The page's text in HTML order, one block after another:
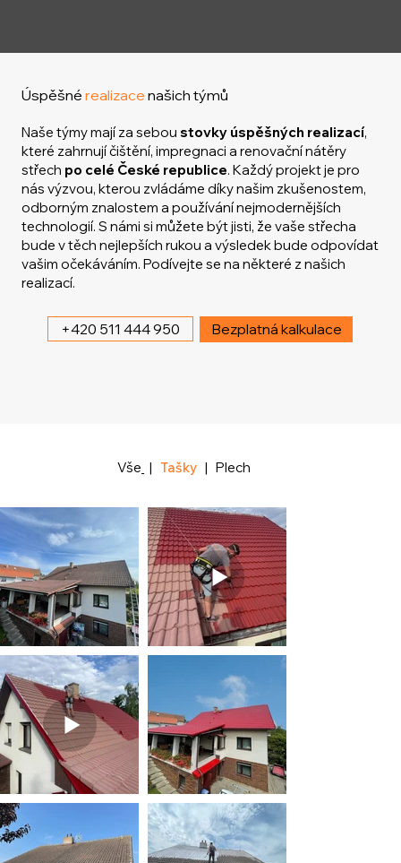
Úspěšné realizace našich týmů
Naše týmy mají za sebou stovky úspěšných realizací,
které zahrnují čištění, impregnaci a renovační nátěry
střech po celé České republice. Každý projekt je pro
nás výzvou, kterou zvládáme díky našim zkušenostem,
odborným znalostem a používání nejmodernějších
technologií. S námi si můžete být jisti, že vaše střecha
bude v těch nejlepších rukou a výsledek bude odpovídat
vašim očekáváním. Podívejte se na některé z našich
realizací.
+420 511 444 950 Bezplatná kalkulace
Vše |Tašky |Plech